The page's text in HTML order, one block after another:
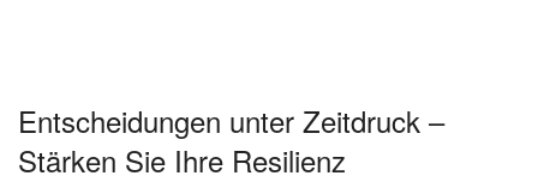
Entscheidungen unter Zeitdruck –
Stärken Sie Ihre Resilienz